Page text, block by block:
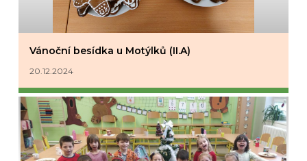
Vánoční besídka u Motýlků (II.A)
20.12.2024